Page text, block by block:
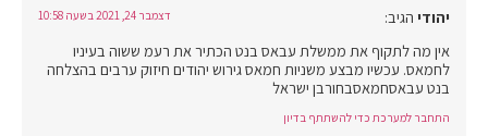
יהודי הגיב: דצמבר 24, 2021 בשעה 10:58
אין מה לתקוף את ממשלת עבאס בנט הכתיר את רעמ ששוה בעיניו
לחמאס. עכשיו מבצע משניות חמאס גירוש יהודים חיזוק ערבים בהצלחה
בנט עבאסחמאסבחורבן ישראל
התחבר למערכת כדי להשתתף בדיון